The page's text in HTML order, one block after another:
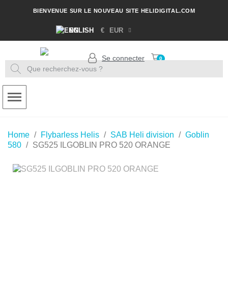
BIENVENUE SUR LE NOUVEAU SITE HELIDIGITAL.COM
EN € EUR
Se connecter
Home Flybarless Helis SAB Heli division
Goblin
580
SG525 ILGOBLIN PRO 520 ORANGE